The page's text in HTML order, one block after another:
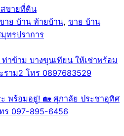
สขายที่ดิน
าย บ้าน ท้ายบ้าน, ขาย บ้าน
ทรปราการ
าข้าม บางขุนเทียน ให้เช่าพร้อม
ราม2 โทร 0897683529
พร้อมอยู่! 🏡 ศุภาลัย ประชาอุทิศ
ร 097-895-6456